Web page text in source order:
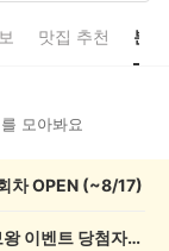
맛집 추천 분
모아봐요
차 OPEN (~8/17)
💰[당첨자 발표] 26회차 우리 동네 정보왕 이벤트 당첨자를 발표합니다!